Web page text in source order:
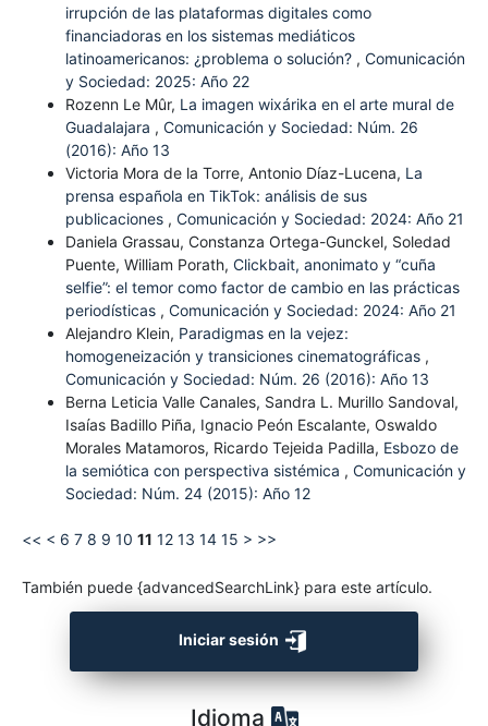
irrupción de las plataformas digitales como
financiadoras en los sistemas mediáticos
latinoamericanos: ¿problema o solución? , Comunicación
y Sociedad: 2025: Año 22
Rozenn Le Mûr, La imagen wixárika en el arte mural de
Guadalajara , Comunicación y Sociedad: Núm. 26
(2016): Año 13
Victoria Mora de la Torre, Antonio Díaz-Lucena, La
prensa española en TikTok: análisis de sus
publicaciones , Comunicación y Sociedad: 2024: Año 21
Daniela Grassau, Constanza Ortega-Gunckel, Soledad
Puente, William Porath, Clickbait, anonimato y “cuña
selfie”: el temor como factor de cambio en las prácticas
periodísticas , Comunicación y Sociedad: 2024: Año 21
Alejandro Klein, Paradigmas en la vejez:
homogeneización y transiciones cinematográficas ,
Comunicación y Sociedad: Núm. 26 (2016): Año 13
Berna Leticia Valle Canales, Sandra L. Murillo Sandoval,
Isaías Badillo Piña, Ignacio Peón Escalante, Oswaldo
Morales Matamoros, Ricardo Tejeida Padilla, Esbozo de
la semiótica con perspectiva sistémica , Comunicación y
Sociedad: Núm. 24 (2015): Año 12
<< < 6 7 8 9 10 11 12 13 14 15 > >>
También puede {advancedSearchLink} para este artículo.
Iniciar sesión
Idioma